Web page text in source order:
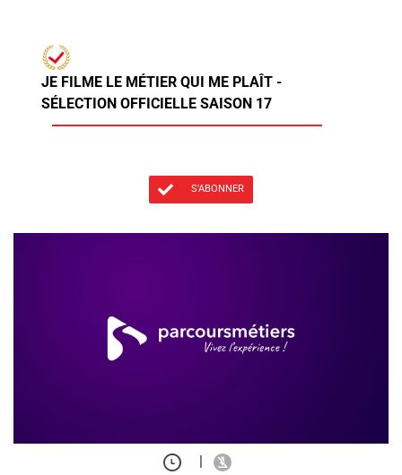
JE FILME LE MÉTIER QUI ME PLAÎT -
SÉLECTION OFFICIELLE SAISON 17
S'ABONNER